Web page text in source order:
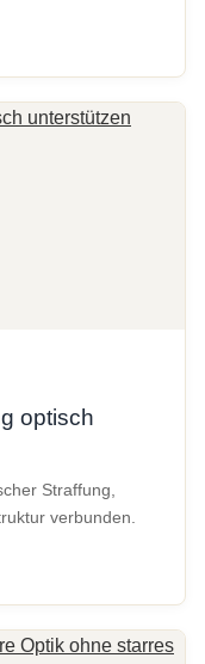
optisch
Straffung,
verbunden.